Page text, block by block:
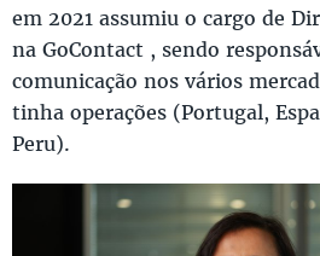
em 2021 assumiu o cargo de
na GoContact , sendo
comunicação nos vários
tinha operações (Portugal,
Peru).